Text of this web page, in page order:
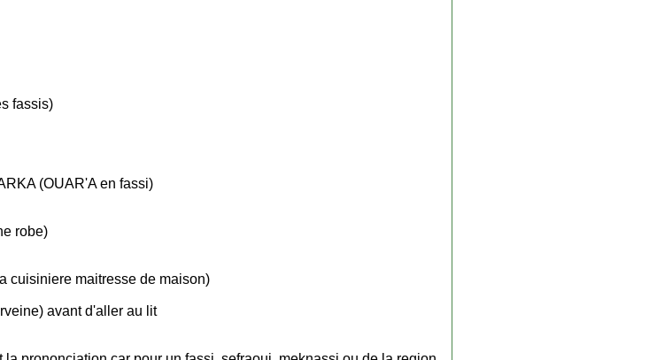
fassis)
(OUAR'A en fassi)
robe)
cuisiniere maitresse de maison)
avant d'aller au lit